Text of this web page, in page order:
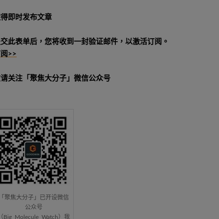
即时发布文章
此表单后，您将收到一封验证邮件，以激活订阅。
>>
关注「聚焦大分子」微信公众号
聚焦大分子」已开设微信
公众号
Big_Molecule_Watch）我